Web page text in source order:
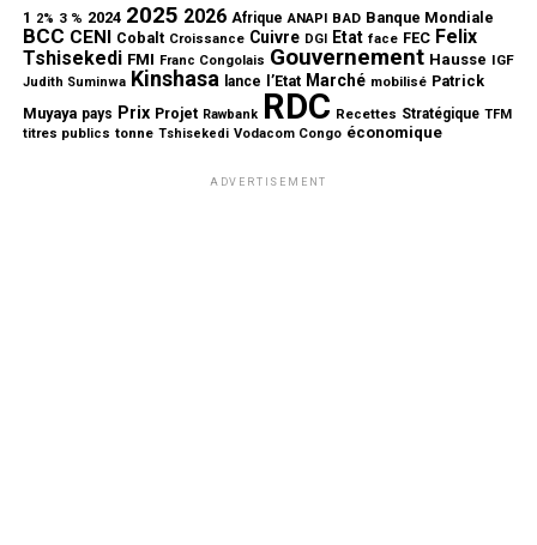
1 2% 3 % 2024 2025 2026 Afrique ANAPI BAD Banque Mondiale
BCC CENI Cobalt Croissance Cuivre DGI Etat face FEC Felix
Tshisekedi FMI Franc Congolais Gouvernement Hausse IGF
Judith Suminwa Kinshasa lance l’Etat Marché mobilisé Patrick
Muyaya pays Prix Projet Rawbank RDC Recettes Stratégique TFM
titres publics tonne Tshisekedi Vodacom Congo économique
ADVERTISEMENT